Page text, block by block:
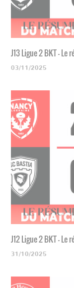
J13 Ligue 2 BKT - Le
03/11/2025
J12 Ligue 2 BKT -
31/10/2025